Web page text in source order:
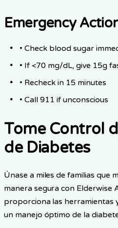
Emergency
• Check blood sugar
• If <70 mg/dL, give 15g
• Recheck in 15 minutes
• Call 911 if unconscious
Tome Control
de Diabetes
Únase a miles de familias que
manera segura con Elderwise
proporciona las herramientas
un manejo óptimo de la